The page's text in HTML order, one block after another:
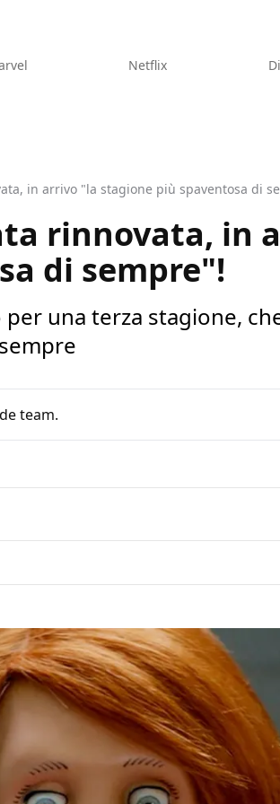
Netflix
in arrivo "la stagione più spaventosa di
rinnovata, in
di sempre"!
una terza stagione,
team.